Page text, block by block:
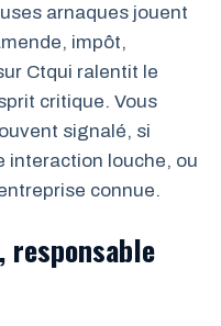
arnaques jouent
impôt,
Ctqui ralentit le
critique. Vous
signalé, si
interaction louche, ou
connue.
responsable